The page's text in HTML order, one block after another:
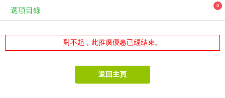
選項目錄
0
對不起，此推廣優惠已經結束。
返回主頁